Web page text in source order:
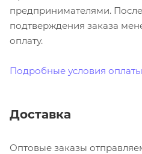
предпринимателями.
подтверждения заказа
оплату.
Подробные условия оплаты
Доставка
Оптовые заказы